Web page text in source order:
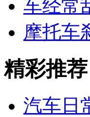
车经常
摩托车
精彩推荐
汽车日